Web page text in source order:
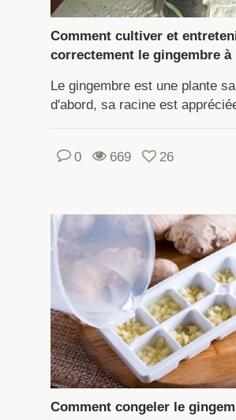
Comment cultiver et
correctement le gingembre à
Le gingembre est une plante
d'abord, sa racine est
0 669 26
Comment congeler le